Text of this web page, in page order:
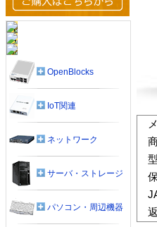
OpenBlocks
IoT関連
ネットワーク
サーバ・ストレージ
パソコン・周辺機器